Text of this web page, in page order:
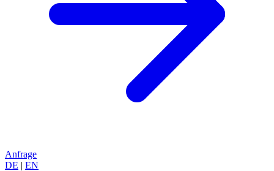
Anfrage
DE | EN